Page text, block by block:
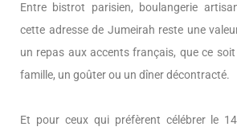
Entre bistrot parisien, boulangerie
cette adresse de Jumeirah reste une
un repas aux accents français, que ce
famille, un goûter ou un dîner décontracté.
Et pour ceux qui préfèrent célébrer le